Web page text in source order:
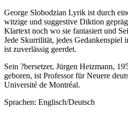
George Slobodzian Lyrik ist durch
witzige und suggestive Diktion
Klartext noch wo sie fantasiert und
Jede Skurrilität, jedes Gedankenspiel
ist zuverlässig geerdet.
Sein ?bersetzer, Jürgen Heizmann,
geboren, ist Professor für Neuere
Université de Montréal.
Sprachen: Englisch/Deutsch